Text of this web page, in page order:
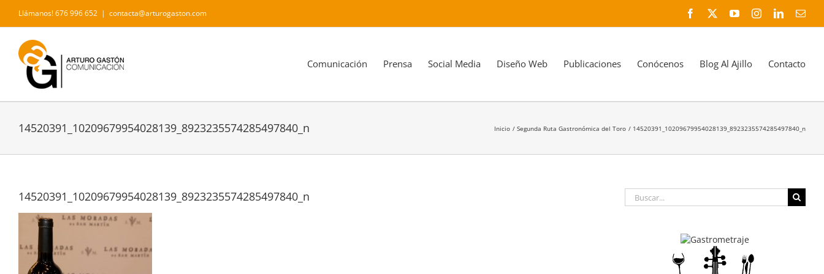
contenido
Llámanos! 676 996 652 | contacta@arturogaston.com Facebook YouTubeInstagramLinkedIn
Comunicación Prensa Social Media Diseño Web Publicaciones Conócenos Blog Al Ajillo Contacto
14520391_10209679954028139_8923235574285497840_n Inicio Segunda Ruta Gastronómica del Toro 14520391_10209679954028139_8923235574285497840_n
14520391_10209679954028139_8923235574285497840_n Buscar: